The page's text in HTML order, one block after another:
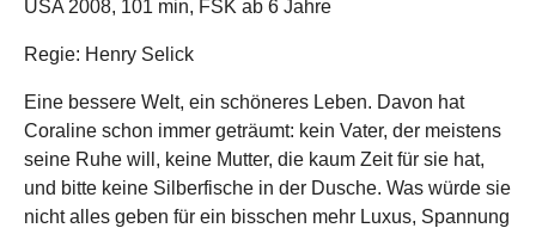
USA 2008, 101 min, FSK ab 6 Jahre
Regie: Henry Selick
Eine bessere Welt, ein schöneres Leben. Davon hat
Coraline schon immer geträumt: kein Vater, der meistens
seine Ruhe will, keine Mutter, die kaum Zeit für sie hat,
und bitte keine Silberfische in der Dusche. Was würde sie
nicht alles geben für ein bisschen mehr Luxus, Spannung